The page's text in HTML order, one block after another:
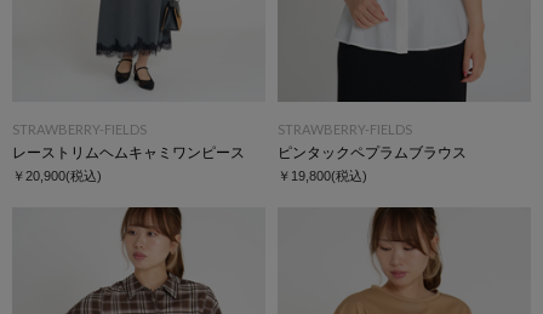
STRAWBERRY-FIELDS
レーストリムヘムキャミワンピース
￥20,900(税込)
STRAWBERRY-FIELDS
ピンタックペプラムブラウス
￥19,800(税込)